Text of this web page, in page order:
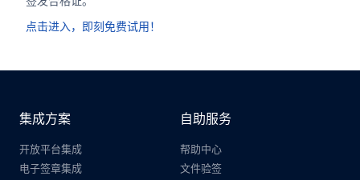
点击进入，即刻免费试用！
集成方案
开放平台集成
电子签章集成
自助服务
帮助中心
文件验签